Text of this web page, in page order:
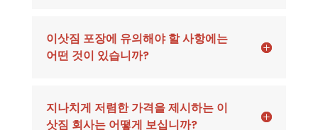
이삿짐 포장에 유의해야 할 사항에는
어떤 것이 있습니까?
지나치게 저렴한 가격을 제시하는 이
삿짐 회사는 어떻게 보십니까?